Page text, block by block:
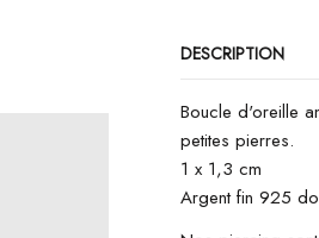
DESCRIPTION
Boucle d'oreille
petites pierres.
1 x 1,3 cm
Argent fin 925